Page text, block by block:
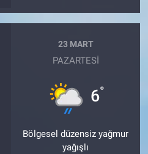
23 MART
PAZARTESI
6°
Bölgesel düzensiz yağmur
yağışlı